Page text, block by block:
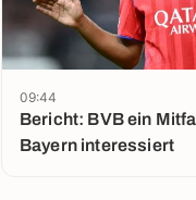
Bericht: BVB ein
Bayern interessiert
09:44